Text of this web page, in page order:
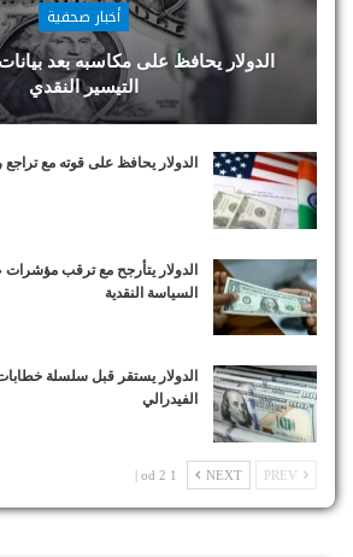
أخبار صحفية
الدولار يحافظ على مكاسبه بعد
التيسير النقدي
الدولار يحافظ على قوته مع
الدولار يتأرجح مع ترقب مؤشرات
السياسة النقدية
الدولار يستقر قبل سلسلة
الفيدرالي
NEXT
1 od 2 |